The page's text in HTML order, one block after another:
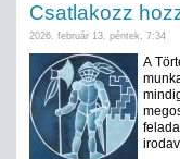
Csatlakozz
2026. február 13. péntek, 7:34
A